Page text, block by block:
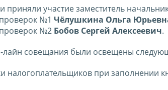
приняли участие заместитель
№1 Чёлушкина Ольга
№2 Бобов Сергей Алексеевич.
лайн совещания были освещены
налогоплательщиков при заполнении